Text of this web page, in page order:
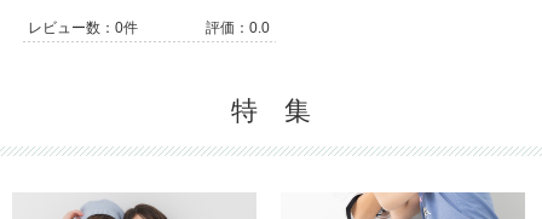
レビュー数：0件 評価：0.0
特 集